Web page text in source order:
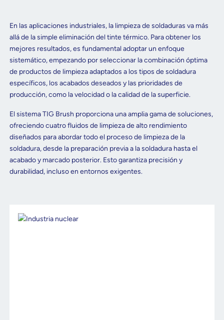
En las aplicaciones industriales, la limpieza de soldaduras va más
allá de la simple eliminación del tinte térmico. Para obtener los
mejores resultados, es fundamental adoptar un enfoque
sistemático, empezando por seleccionar la combinación óptima
de productos de limpieza adaptados a los tipos de soldadura
específicos, los acabados deseados y las prioridades de
producción, como la velocidad o la calidad de la superficie.
El sistema TIG Brush proporciona una amplia gama de soluciones,
ofreciendo cuatro fluidos de limpieza de alto rendimiento
diseñados para abordar todo el proceso de limpieza de la
soldadura, desde la preparación previa a la soldadura hasta el
acabado y marcado posterior. Esto garantiza precisión y
durabilidad, incluso en entornos exigentes.